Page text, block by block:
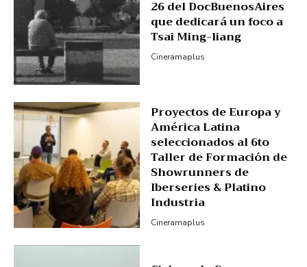
26 del DocBuenosAires
que dedicará un foco a
Tsai Ming-liang
Cineramaplus
Proyectos de Europa y
América Latina
seleccionados al 6to
Taller de Formación de
Showrunners de
Iberseries & Platino
Industria
Cineramaplus